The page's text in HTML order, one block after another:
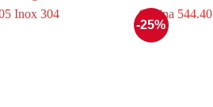
-25%